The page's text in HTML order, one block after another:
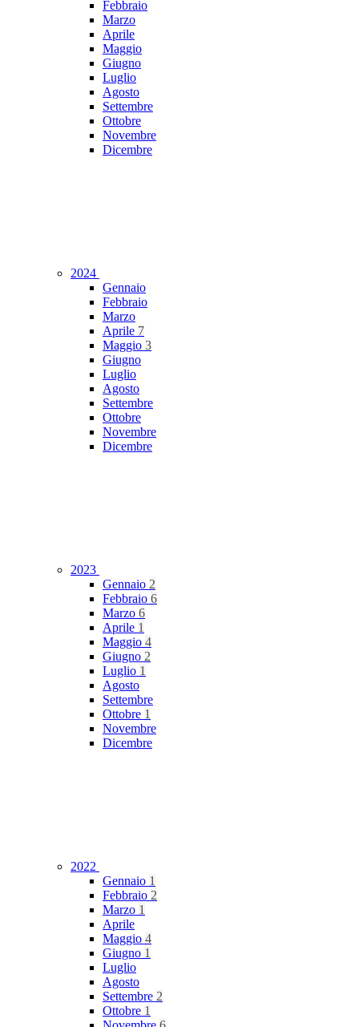
Febbraio
Marzo
Aprile
Maggio
Giugno
Luglio
Agosto
Settembre
Ottobre
Novembre
Dicembre
2024
Gennaio
Febbraio
Marzo
Aprile 7
Maggio 3
Giugno
Luglio
Agosto
Settembre
Ottobre
Novembre
Dicembre
2023
Gennaio 2
Febbraio 6
Marzo 6
Aprile 1
Maggio 4
Giugno 2
Luglio 1
Agosto
Settembre
Ottobre 1
Novembre
Dicembre
2022
Gennaio 1
Febbraio 2
Marzo 1
Aprile
Maggio 4
Giugno 1
Luglio
Agosto
Settembre 2
Ottobre 1